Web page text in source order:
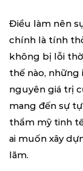
Điều làm nên
chính là tính
không bị lỗi
thế nào, những
nguyên giá trị
mang đến sự
thẩm mỹ tinh
ai muốn xây
lãm.